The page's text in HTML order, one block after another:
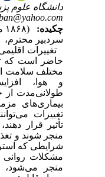
دانشگاه علوم
چکیده:
(۱۸۶۸ مشاهده)
سردبیر محترم،
تغییرات
حاضر است که
مختلف سلامت
و هوا،
طولانی‌مدت از
بیماری‌های
تغییرات
تأثیر قرار
منجر شوند و
شرایطی که
مشکلات روانی
منجر می‌شود،